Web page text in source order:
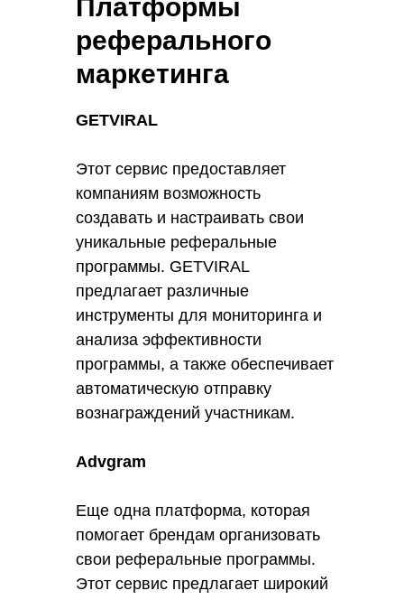
структурированы и прозрачны для
всех участников.
Платформы
реферального
маркетинга
GETVIRAL
Этот сервис предоставляет
компаниям возможность
создавать и настраивать свои
уникальные реферальные
программы. GETVIRAL
предлагает различные
инструменты для мониторинга и
анализа эффективности
программы, а также обеспечивает
автоматическую отправку
вознаграждений участникам.
Advgram
Еще одна платформа, которая
помогает брендам организовать
свои реферальные программы.
Этот сервис предлагает широкий